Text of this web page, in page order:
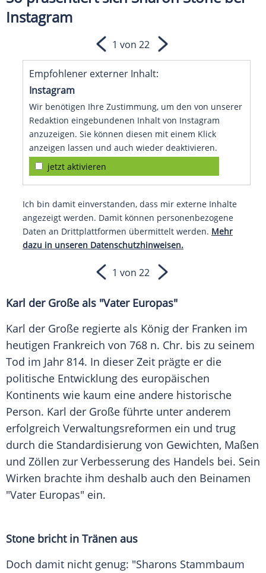
Instagram
Empfohlener externer Inhalt:
Instagram
Wir benötigen Ihre Zustimmung, um den von unserer
Redaktion eingebundenen Inhalt von Instagram
anzuzeigen. Sie können diesen mit einem Klick
anzeigen lassen und auch wieder deaktivieren.
jetzt aktivieren
Ich bin damit einverstanden, dass mir externe Inhalte
angezeigt werden. Damit können personenbezogene
Daten an Drittplattformen übermittelt werden. Mehr
dazu in unseren Datenschutzhinweisen.
1 von 22
1 von 22
Karl der Große als "Vater Europas"
Karl der Große regierte als König der Franken im
heutigen Frankreich von 768 n. Chr. bis zu seinem
Tod im Jahr 814. In dieser Zeit prägte er die
politische Entwicklung des europäischen
Kontinents wie kaum eine andere historische
Person. Karl der Große führte unter anderem
erfolgreich Verwaltungsreformen ein und trug
durch die Standardisierung von Gewichten, Maßen
und Zöllen zur Verbesserung des Handels bei. Sein
Wirken brachte ihm deshalb auch den Beinamen
"Vater Europas" ein.
Stone bricht in Tränen aus
Doch damit nicht genug: "Sharons Stammbaum